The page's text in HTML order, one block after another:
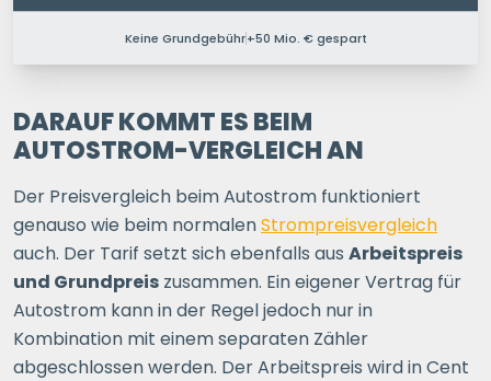
PERSONEN IM HAUSHALT
Ihre Postleitzahl
ERSPARNIS BERECHNEN
oderdirekt registrieren
Keine Grundgebühr+50 Mio. € gespart
DARAUF KOMMT ES BEIM
AUTOSTROM-VERGLEICH AN
Der Preisvergleich beim Autostrom funktioniert
genauso wie beim normalenStrompreisvergleich
auch. Der Tarif setzt sich ebenfalls aus Arbeitspreis
und Grundpreis zusammen. Ein eigener Vertrag für
Autostrom kann in der Regel jedoch nur in
Kombination mit einem separaten Zähler
abgeschlossen werden. Der Arbeitspreis wird in Cent